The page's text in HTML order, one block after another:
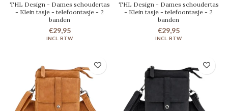
THL Design - Dames schoudertas
- Klein tasje - telefoontasje - 2
banden
€29,95
THL Design - Dames schoudertas
- Klein tasje - telefoontasje - 2
banden
€29,95